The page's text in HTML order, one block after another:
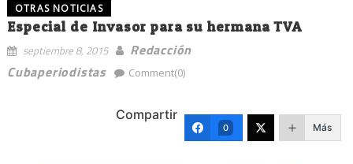
OTRAS NOTICIAS
Especial de Invasor para su hermana TVA
septiembre 8, 2015
Redacción
Cubaperiodistas
Comment(0)
Compartir
0 Más